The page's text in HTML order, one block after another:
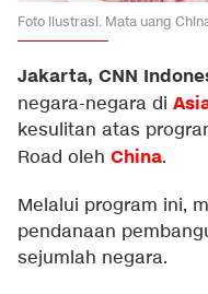
Foto ilustrasi. Mata uang
Jakarta, CNN
negara-negara di
kesulitan atas
Road oleh China.
Melalui program ini,
pendanaan
sejumlah negara.